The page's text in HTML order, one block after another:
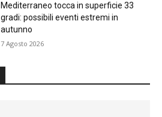
Mediterraneo tocca in superficie 33
gradi: possibili eventi estremi in
autunno
7 Agosto 2026